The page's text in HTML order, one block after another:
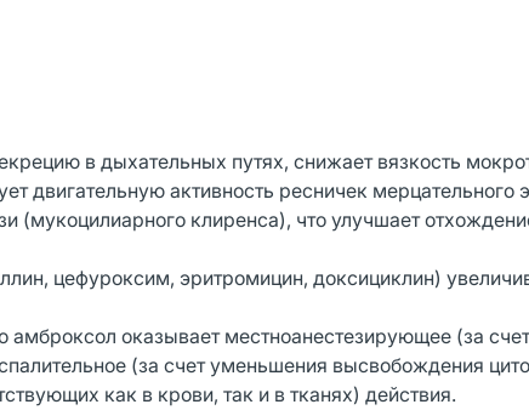
в дыхательных путях, снижает вязкость
двигательную активность ресничек мерцательного
(мукоцилиарного клиренса), что улучшает
цефуроксим, эритромицин, доксициклин)
амброксол оказывает местноанестезирующее (за счет
(за счет уменьшения высвобождения
как в крови, так и в тканях) действия.